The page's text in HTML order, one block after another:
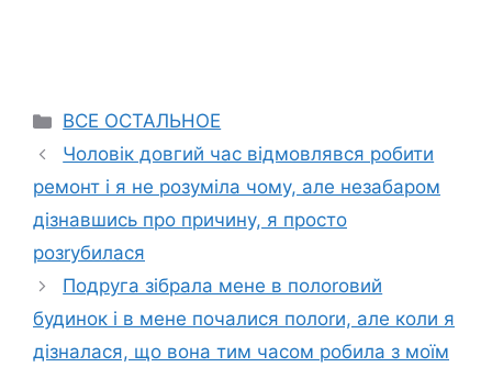
Categories
ВСЕ ОСТАЛЬНОЕ
Чоловік довгий час відмовлявся робити
ремонт і я не розуміла чому, але незабаром
дізнавшись про причину, я просто
розrубилася
Подруга зібрала мене в полоrовий
будинок і в мене почалися полоrи, але коли я
дізналася, що вона тим часом робила з моїм